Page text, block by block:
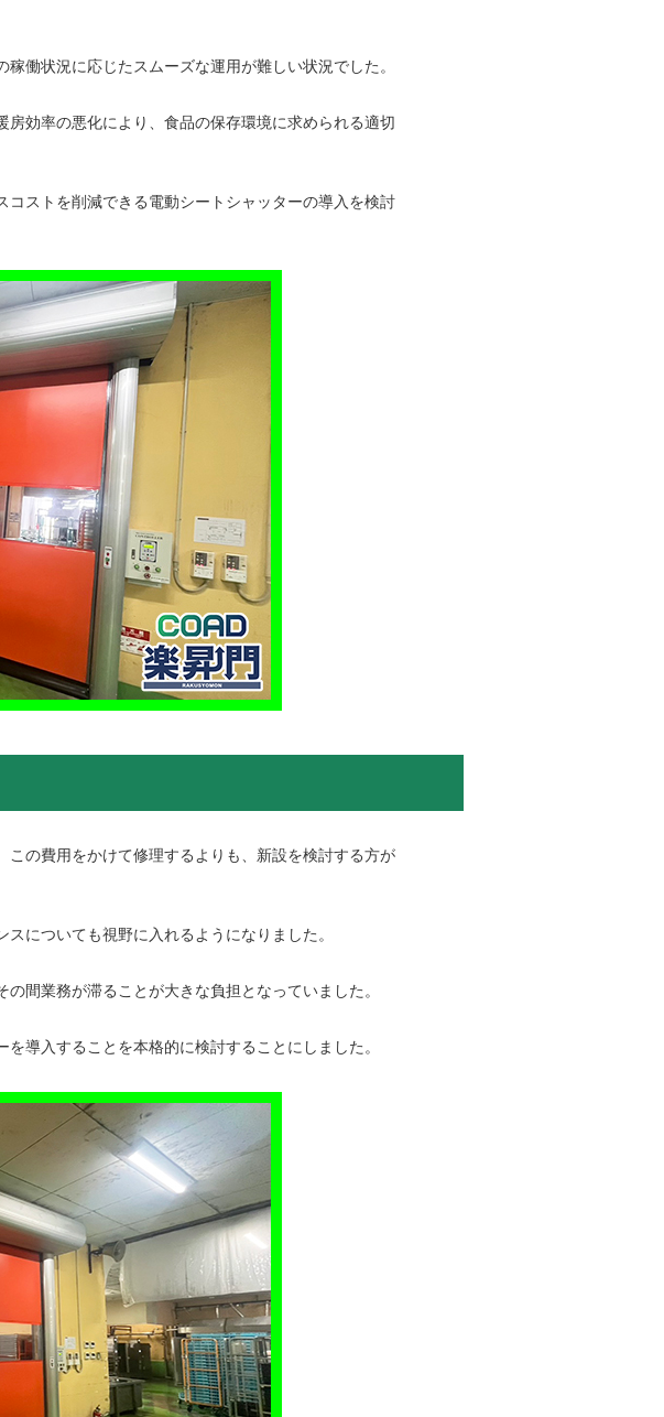
働状況に応じたスムーズな運用が難しい状況でした。
効率の悪化により、食品の保存環境に求められる適切
ストを削減できる電動シートシャッターの導入を検討
の費用をかけて修理するよりも、新設を検討する方が
についても視野に入れるようになりました。
間業務が滞ることが大きな負担となっていました。
導入することを本格的に検討することにしました。